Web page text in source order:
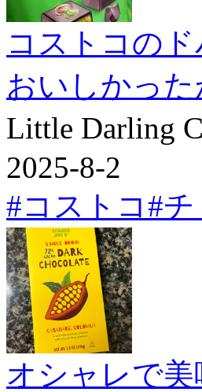
コストコの
おいしかっ
Little Darling
2025-8-2
#コストコ#チ
オシャレで